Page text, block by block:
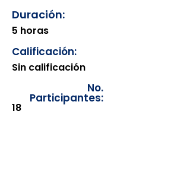
Duración:
5 horas
Calificación:
Sin calificación
No.
Participantes:
18